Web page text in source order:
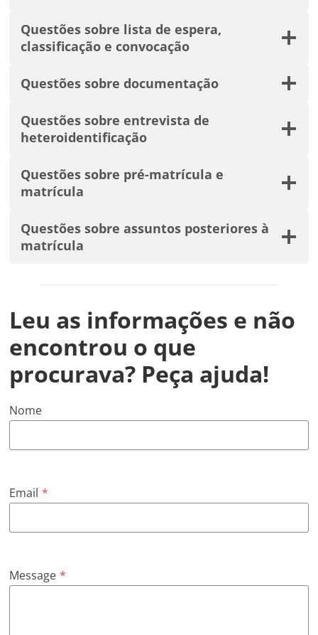
Questões sobre lista de espera,
classificação e convocação
Questões sobre documentação
Questões sobre entrevista de
heteroidentificação
Questões sobre pré-matrícula e
matrícula
Questões sobre assuntos posteriores à
matrícula
Leu as informações e não
encontrou o que
procurava? Peça ajuda!
Nome
Email *
Message *